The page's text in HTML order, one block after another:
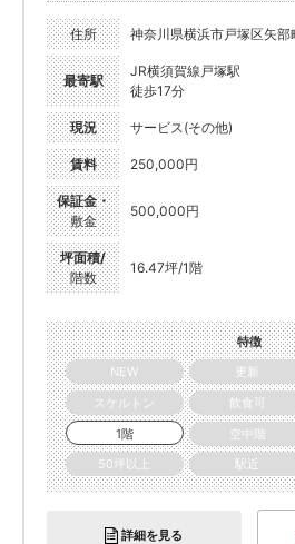
住所 神奈川県横浜市戸塚区矢
最寄駅
JR横須賀線戸塚駅
徒歩17分
現況 サービス(その他)
賃料 250,000円
保証金・
敷金
500,000円
坪面積/
階数
16.47坪/1階
特徴
NEW
更新
スケルトン
飲食可
1階
空中階
50坪以上
駅近
詳細を見る